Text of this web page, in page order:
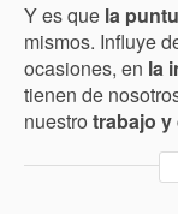
Y es que la
mismos. Influye
ocasiones, en la
tienen de
nuestro trabajo y